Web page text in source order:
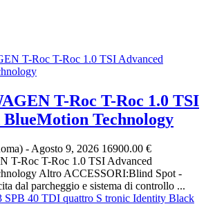
T-Roc T-Roc 1.0 TSI
BlueMotion Technology
- Agosto 9, 2026 16900.00 €
T-Roc T-Roc 1.0 TSI Advanced
Altro ACCESSORI:Blind Spot -
dal parcheggio e sistema di controllo ...